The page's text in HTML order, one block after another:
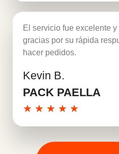
El servicio fue excelente
gracias por su rápida
hacer pedidos.
Kevin B.
PACK PAELLA
★ ★ ★ ★ ★